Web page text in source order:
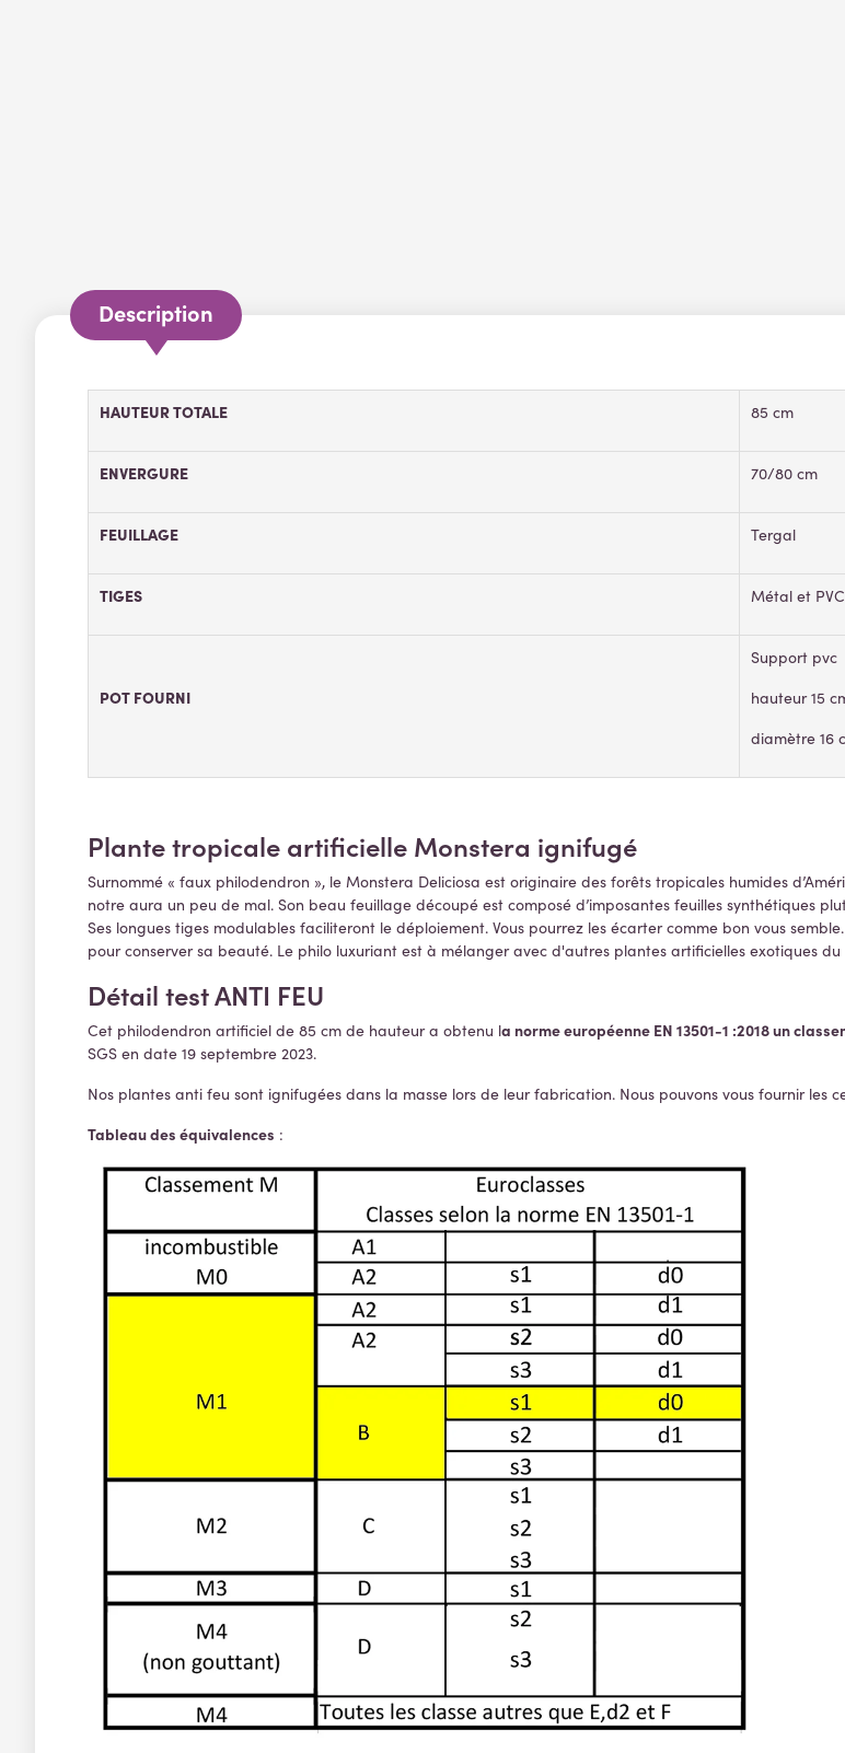
Description
HAUTEUR TOTALE 85 cm
ENVERGURE 70/80 cm
FEUILLAGE Tergal
TIGES Métal et
POT FOURNI
Support pvc
hauteur 15
diamètre 16
Plante tropicale artificielle Monstera ignifugé
Surnommé « faux philodendron », le Monstera Deliciosa est originaire des forêts tropicales humides
notre aura un peu de mal. Son beau feuillage découpé est composé d’imposantes feuilles synthétiques
Ses longues tiges modulables faciliteront le déploiement. Vous pourrez les écarter comme bon vous
pour conserver sa beauté. Le philo luxuriant est à mélanger avec d'autres plantes artificielles exotiques
Détail test ANTI FEU
Cet philodendron artificiel de 85 cm de hauteur a obtenu la norme européenne EN 13501-1 :2018 un
SGS en date 19 septembre 2023.
Nos plantes anti feu sont ignifugées dans la masse lors de leur fabrication. Nous pouvons vous fournir les
Tableaudes équivalences :